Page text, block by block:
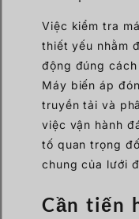
Việc kiểm tra
thiết yếu nhằm
động đúng
Máy biến áp
truyền tải và
việc vận hành
tố quan trọng
chung của lưới
Cần tiến